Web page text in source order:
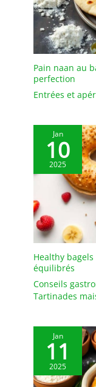
Pain naan au
perfection
Entrées et
Jan
10
2025
Healthy
équilibrés
Conseils
Tartinades
Jan
11
2025